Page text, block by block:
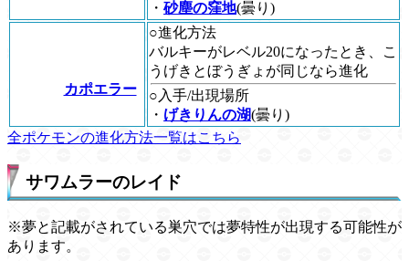
・ 砂塵の窪地(曇り)
カポエラー
○進化方法
バルキーがレベル20になったとき、こ
うげきとぼうぎょが同じなら進化
○入手/出現場所
・ げきりんの湖(曇り)
全ポケモンの進化方法一覧はこちら
サワムラーのレイド
※夢と記載がされている巣穴では夢特性が出現する可能性が
あります。